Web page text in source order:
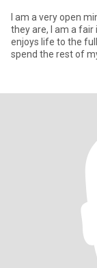
I am a very open
they are, I am a fair
enjoys life to the
spend the rest of